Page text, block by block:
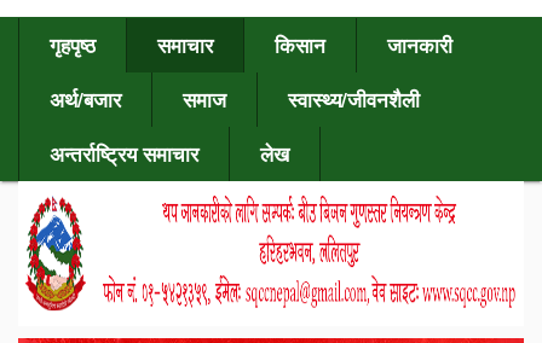
गृहपृष्ठ समाचार किसान
जानकारी
अर्थ/बजार
समाज
स्वास्थ्य/जीवनशैली
अन्तर्राष्ट्रिय समाचार
लेख